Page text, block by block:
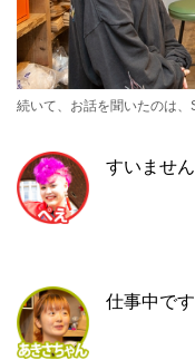
続いて、お話を聞いたのは
すいませ
仕事中で